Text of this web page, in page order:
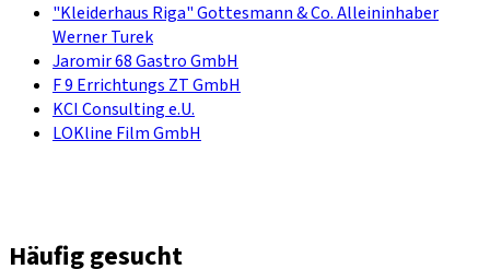
"Kleiderhaus Riga" Gottesmann & Co. Alleininhaber
Werner Turek
Jaromir 68 Gastro GmbH
F 9 Errichtungs ZT GmbH
KCI Consulting e.U.
LOKline Film GmbH
Häufig gesucht